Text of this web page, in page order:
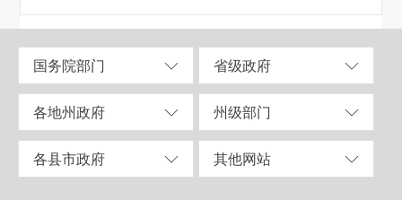
国务院部门 省级政府
各地州政府 州级部门
各县市政府 其他网站